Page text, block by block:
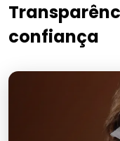
confiança